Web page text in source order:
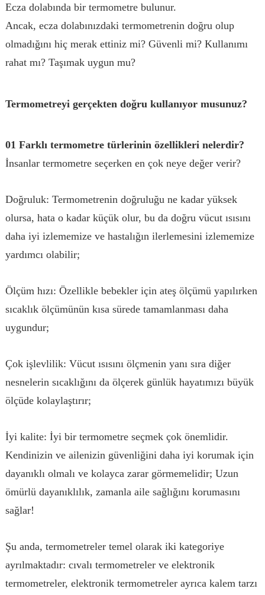
Ecza dolabında bir termometre bulunur.
Ancak, ecza dolabınızdaki termometrenin doğru olup
olmadığını hiç merak ettiniz mi? Güvenli mi? Kullanımı
rahat mı? Taşımak uygun mu?
Termometreyi gerçekten doğru kullanıyor musunuz?
01 Farklı termometre türlerinin özellikleri nelerdir?
İnsanlar termometre seçerken en çok neye değer verir?
Doğruluk: Termometrenin doğruluğu ne kadar yüksek
olursa, hata o kadar küçük olur, bu da doğru vücut ısısını
daha iyi izlememize ve hastalığın ilerlemesini izlememize
yardımcı olabilir;
Ölçüm hızı: Özellikle bebekler için ateş ölçümü yapılırken
sıcaklık ölçümünün kısa sürede tamamlanması daha
uygundur;
Çok işlevlilik: Vücut ısısını ölçmenin yanı sıra diğer
nesnelerin sıcaklığını da ölçerek günlük hayatımızı büyük
ölçüde kolaylaştırır;
İyi kalite: İyi bir termometre seçmek çok önemlidir.
Kendinizin ve ailenizin güvenliğini daha iyi korumak için
dayanıklı olmalı ve kolayca zarar görmemelidir; Uzun
ömürlü dayanıklılık, zamanla aile sağlığını korumasını
sağlar!
Şu anda, termometreler temel olarak iki kategoriye
ayrılmaktadır: cıvalı termometreler ve elektronik
termometreler, elektronik termometreler ayrıca kalem tarzı